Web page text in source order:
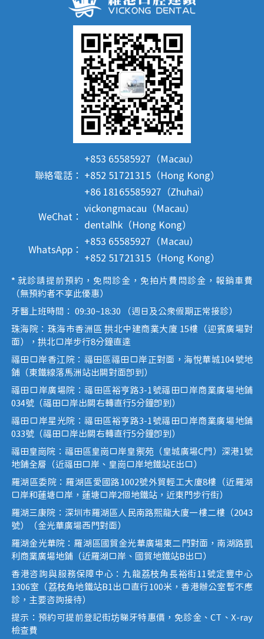
聯絡電話：
+853 65585927（Macau）
+852 51721315（Hong Kong）
+86 18165585927（Zhuhai）
WeChat：
vickongmacau（Macau）
dentalhk（Hong Kong）
WhatsApp：
+853 65585927（Macau）
+852 51721315（Hong Kong）
* 就診請提前預約，免問診金，免拍片費問診金，報銷車費
（無預約者不享此優惠）
牙醫上班時間： 09:30~18:30 （週日及公眾假期正常接診）
珠海院：珠海市香洲區 拱北中建商業大廈 15樓（迎賓廣場對
面），拱北口岸步行8分鐘直達
福田口岸香江院：福田區福田口岸正對面，海悅華城104號地
鋪（東鐵線落馬洲站出關對面即到）
福田口岸廣場院：福田區裕亨路3-1號福田口岸商業廣場地鋪
034號（福田口岸出關右轉直行5分鐘即到）
福田口岸星光院：福田區裕亨路3-1號福田口岸商業廣場地鋪
033號（福田口岸出關右轉直行5分鐘即到）
福田皇崗院：福田區皇崗口岸皇禦苑（皇城廣場C門）深港1號
地鋪全層（近福田口岸、皇崗口岸地鐵站E出口）
羅湖區委院：羅湖區愛國路1002號外貿輕工大廈8樓（近羅湖
口岸和蓮塘口岸，蓮塘口岸2個地鐵站，近東門步行街）
羅湖三康院：深圳市羅湖區人民南路熙龍大廈一樓二樓（2043
號）（金光華廣場西門對面）
羅湖金光華院：羅湖區國貿金光華廣場東二門對面，南湖路凱
利商業廣場地鋪（近羅湖口岸、國貿地鐵站B出口）
香港咨詢與服務保障中心：九龍荔枝角長裕街11號定豐中心
1306室（荔枝角地鐵站B1出口直行100米，香港辦公室暫不應
診，主要咨詢接待）
提示：預約可提前登記街坊睇牙特惠價，免診金、CT、X-ray
檢查費